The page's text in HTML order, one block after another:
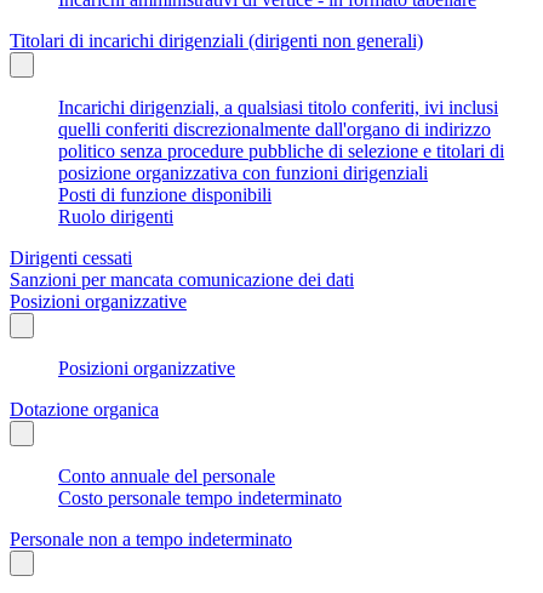
Titolari di incarichi dirigenziali (dirigenti non generali)
Incarichi dirigenziali, a qualsiasi titolo conferiti, ivi inclusi
quelli conferiti discrezionalmente dall'organo di indirizzo
politico senza procedure pubbliche di selezione e titolari di
posizione organizzativa con funzioni dirigenziali
Posti di funzione disponibili
Ruolo dirigenti
Dirigenti cessati
Sanzioni per mancata comunicazione dei dati
Posizioni organizzative
Posizioni organizzative
Dotazione organica
Conto annuale del personale
Costo personale tempo indeterminato
Personale non a tempo indeterminato